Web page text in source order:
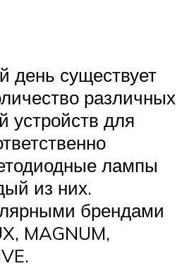
день существует
различных
устройств для
лампы
из них.
брендами
MAGNUM,